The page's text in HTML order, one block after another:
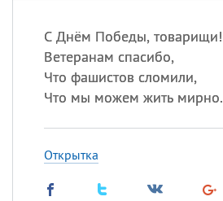
С Днём Победы, товарищи!
Ветеранам спасибо,
Что фашистов сломили,
Что мы можем жить мирно.
Открытка